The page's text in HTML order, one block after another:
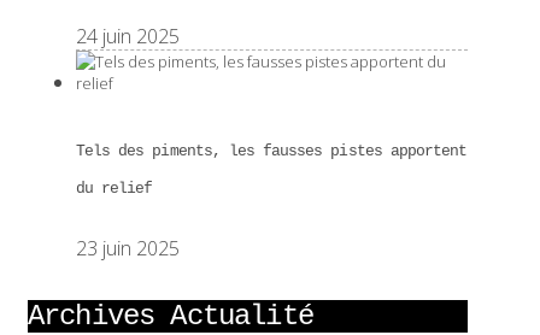
24 juin 2025
Tels des piments, les fausses pistes apportent
du relief
23 juin 2025
Archives Actualité